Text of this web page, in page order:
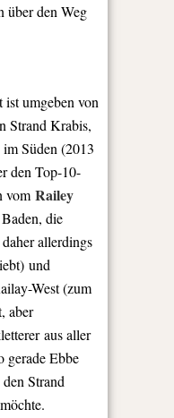
über den Weg
ist umgeben von
Strand Krabis,
im Süden (2013
den Top-10-
vom Railey
die
allerdings
und
West (zum
aber
aus aller
gerade Ebbe
Strand